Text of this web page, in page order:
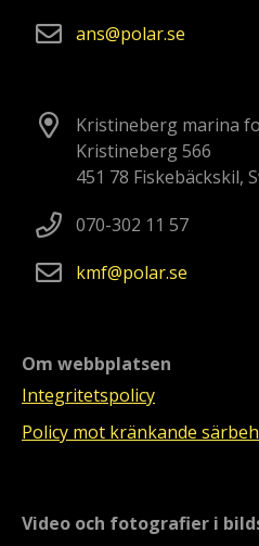
ans
polarse
Kristineberg marina
Kristineberg 566
451 78 Fiskebäckskil,
070-302 11 57
kmf
polarse
Om webbplatsen
Integritetspolicy
Policy mot kränkande
Video och fotografier i